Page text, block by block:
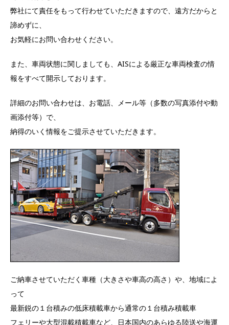
弊社にて責任をもって行わせていただきますので、遠方だからと
諦めずに、
お気軽にお問い合わせください。
また、車両状態に関しましても、AISによる厳正な車両検査の情
報をすべて開示しております。
詳細のお問い合わせは、お電話、メール等（多数の写真添付や動
画添付等）で、
納得のいく情報をご提示させていただきます。
ご納車させていただく車種（大きさや車高の高さ）や、地域によ
って
最新鋭の１台積みの低床積載車から通常の１台積み積載車
フェリーや大型混載積載車など、日本国内のあらゆる陸送や海運